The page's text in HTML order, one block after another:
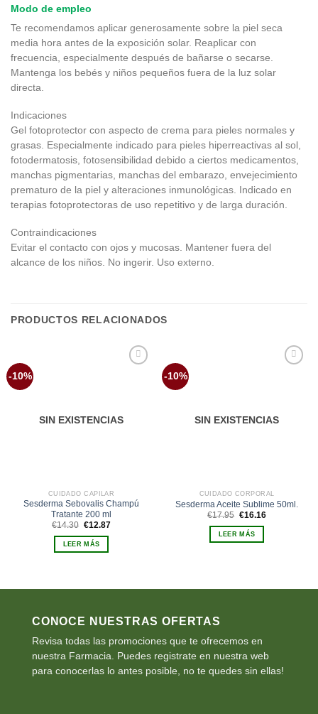
Modo de empleo
Te recomendamos aplicar generosamente sobre la piel seca
media hora antes de la exposición solar. Reaplicar con
frecuencia, especialmente después de bañarse o secarse.
Mantenga los bebés y niños pequeños fuera de la luz solar
directa.
Indicaciones
Gel fotoprotector con aspecto de crema para pieles normales y
grasas. Especialmente indicado para pieles hiperreactivas al sol,
fotodermatosis, fotosensibilidad debido a ciertos medicamentos,
manchas pigmentarias, manchas del embarazo, envejecimiento
prematuro de la piel y alteraciones inmunológicas. Indicado en
terapias fotoprotectoras de uso repetitivo y de larga duración.
Contraindicaciones
Evitar el contacto con ojos y mucosas. Mantener fuera del
alcance de los niños. No ingerir. Uso externo.
PRODUCTOS RELACIONADOS
-10%
SIN EXISTENCIAS
CUIDADO CAPILAR
Sesderma Sebovalis Champú
Tratante 200 ml
€14.30 El
original
era:
€14.30.
€12.87El
LEER MÁS
-10%
SIN EXISTENCIAS
CUIDADO CORPORAL
Sesderma Aceite Sublime 50ml.
€17.95 El
original
era:
€17.95.
€16.16El
LEER MÁS
CONOCE NUESTRAS OFERTAS
Revisa todas las promociones que te ofrecemos en
nuestra Farmacia. Puedes registrate en nuestra web
para conocerlas lo antes posible, no te quedes sin ellas!